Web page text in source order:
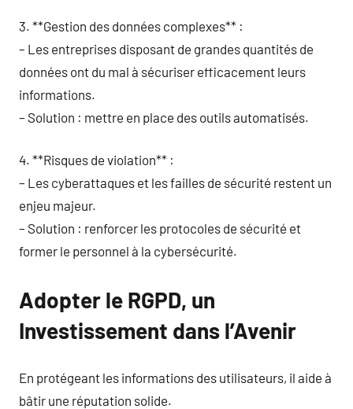
3. **Gestion des données complexes** :
– Les entreprises disposant de grandes quantités de
données ont du mal à sécuriser efficacement leurs
informations.
– Solution : mettre en place des outils automatisés.
4. **Risques de violation** :
– Les cyberattaques et les failles de sécurité restent un
enjeu majeur.
– Solution : renforcer les protocoles de sécurité et
former le personnel à la cybersécurité.
Adopter le RGPD, un
Investissement dans l’Avenir
En protégeant les informations des utilisateurs, il aide à
bâtir une réputation solide.